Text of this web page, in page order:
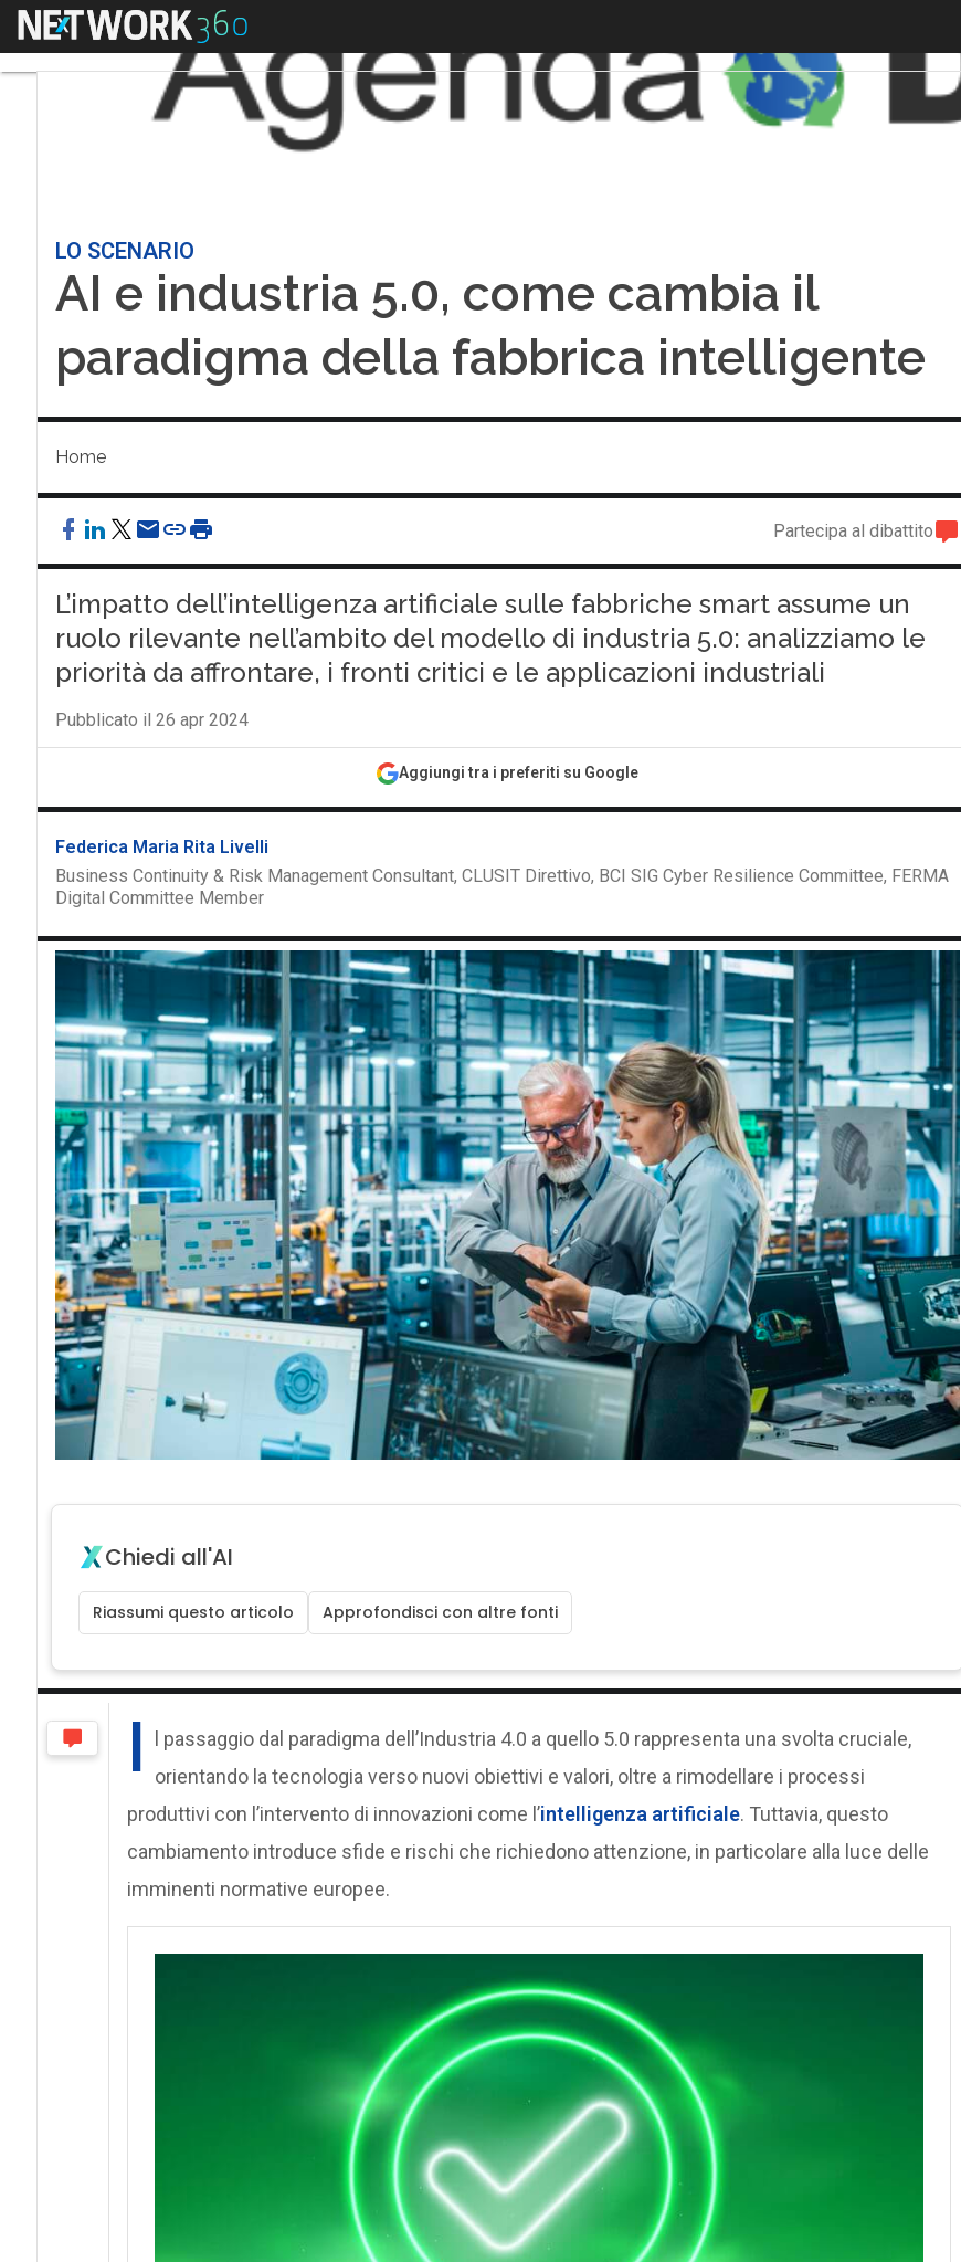
Menu
LO SCENARIO
AI e industria 5.0, come cambia il
paradigma della fabbrica intelligente
Home
Partecipa al dibattito
L’impatto dell’intelligenza artificiale sulle fabbriche smart assume un
ruolo rilevante nell’ambito del modello di industria 5.0: analizziamo le
priorità da affrontare, i fronti critici e le applicazioni industriali
Pubblicato il 26 apr 2024
Aggiungi tra i preferiti su Google
Federica Maria Rita Livelli
Business Continuity & Risk Management Consultant, CLUSIT Direttivo, BCI SIG Cyber Resilience Committee, FERMA
Digital Committee Member
Chiedi all'AI
Riassumi questo articolo Approfondisci con altre fonti
I
l passaggio dal paradigma dell’Industria 4.0 a quello 5.0 rappresenta una svolta cruciale,
orientando la tecnologia verso nuovi obiettivi e valori, oltre a rimodellare i processi
produttivi con l’intervento di innovazioni come l’intelligenza artificiale. Tuttavia, questo
cambiamento introduce sfide e rischi che richiedono attenzione, in particolare alla luce delle
imminenti normative europee.
B
big data cloud
Industria 5.0/Innovazione in azienda P Privacy